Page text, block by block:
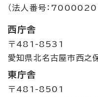
（法人番号：
西庁舎
〒481-8531
愛知県北名古屋市西之
東庁舎
〒481-8501